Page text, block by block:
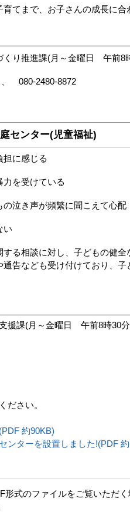
てまで、お子さんの成長に合
り推進課(月～金曜日 午前8
080-2480-8872
センター(児童福祉)
に感じる
を受けている
泣き声が頻繁に聞こえて心配
い
る相談に対し、子どもの健
告なども受け付けており、
援課(月～金曜日 午前8時30
ださい。
約90KB)
ンターを設置しました!(PDF
形式のファイルをご覧いただ